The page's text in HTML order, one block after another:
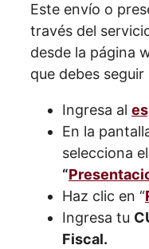
Este envío o
través del
desde la página
que debes seguir
Ingresa al
En la
selecciona
“
Haz clic en “
Ingresa tu
Fiscal.